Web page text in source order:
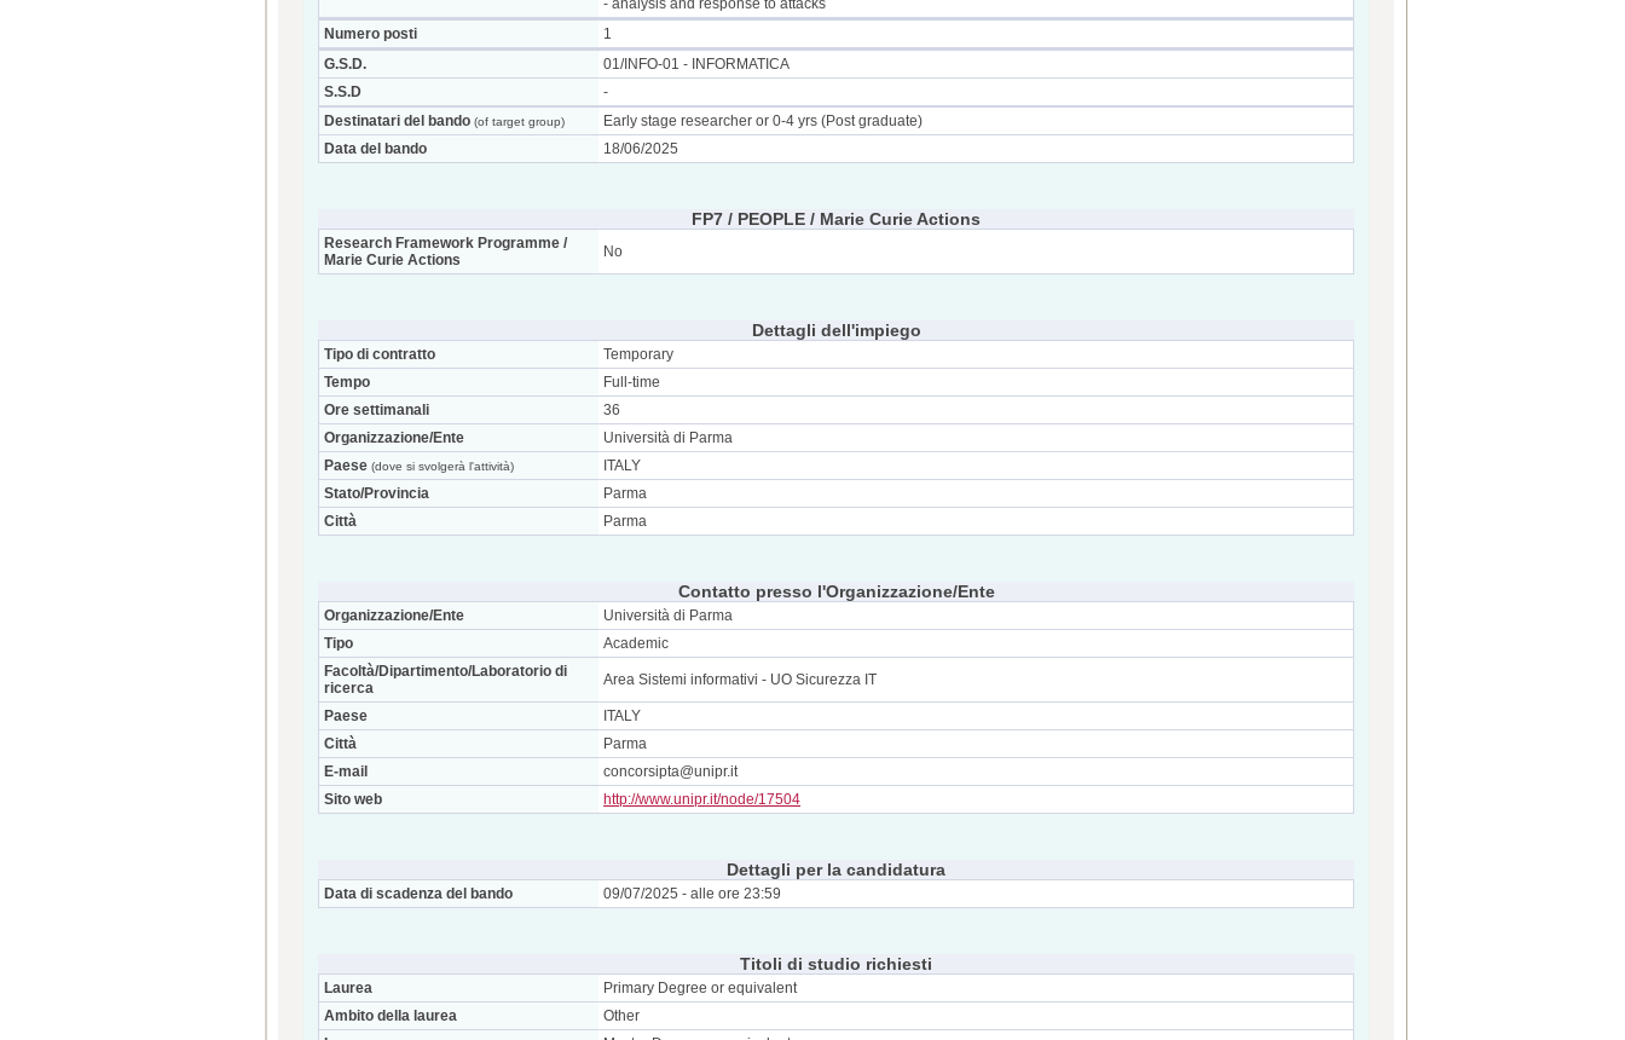
- analysis and response to attacks
Numero posti
1
G.S.D.
01/INFO-01 - INFORMATICA
S.S.D
-
Destinatari del bando (of target group)
Early stage researcher or 0-4 yrs (Post graduate)
Data del bando
18/06/2025
FP7 / PEOPLE / Marie Curie Actions
Research Framework Programme /
Marie Curie Actions
No
Dettagli dell'impiego
Tipo di contratto
Temporary
Tempo
Full-time
Ore settimanali
36
Organizzazione/Ente
Università di Parma
Paese (dove si svolgerà l'attività)
ITALY
Stato/Provincia
Parma
Città
Parma
Contatto presso l'Organizzazione/Ente
Organizzazione/Ente
Università di Parma
Tipo
Academic
Facoltà/Dipartimento/Laboratorio di
ricerca
Area Sistemi informativi - UO Sicurezza IT
Paese
ITALY
Città
Parma
E-mail
concorsipta@unipr.it
Sito web
http://www.unipr.it/node/17504
Dettagli per la candidatura
Data di scadenza del bando 09/07/2025 - alle ore 23:59
Titoli di studio richiesti
Laurea
Primary Degree or equivalent
Ambito della laurea
Other